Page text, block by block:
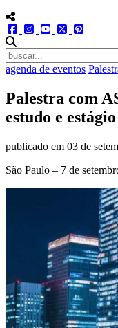
menu redes social
facebookinstagram
youtube
twitter
agenda de eventos
Palestra com
estudo e
publicado em 03 de
São Paulo – 7 de